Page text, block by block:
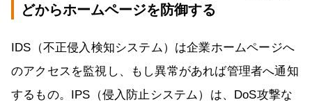
どからホームページを防御する
IDS（不正侵入検知システム）は企業ホームページへ
のアクセスを監視し、もし異常があれば管理者へ通知
するもの。IPS（侵入防止システム）は、DoS攻撃な